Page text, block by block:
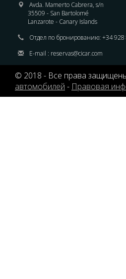
Avda. Mamerto Cabrera, s/n
35509 - San Bartolomé
Lanzarote - Canary Islands
Отдел по бронированию: +34 928
E-mail : reservas@cicar.com
© 2018 - Все права
автомобилей - Правовая